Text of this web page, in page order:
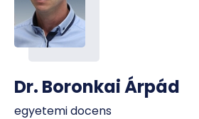
Dr. Boronkai Árpád
egyetemi docens